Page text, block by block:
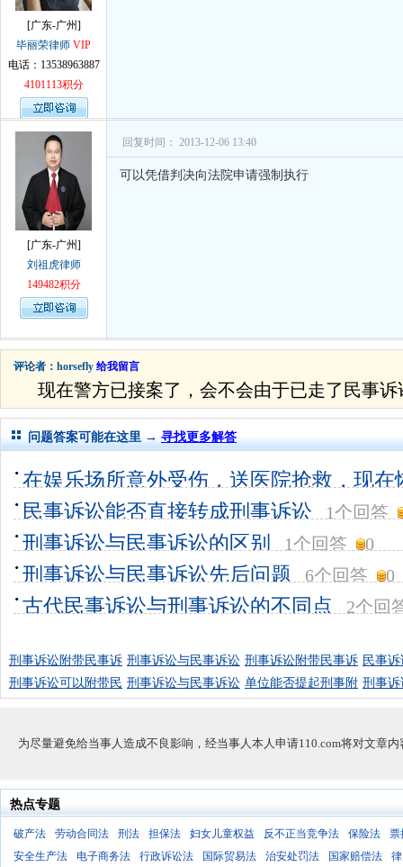
[广东-广州]
毕丽荣律师 VIP
电话：13538963887
4101113积分
[广东-广州]
刘祖虎律师
149482积分
回复时间： 2013-12-06 13:40
可以凭借判决向法院申请强制执行
评论者：horsefly 给我留言
现在警方已接案了，会不会由于已走了民事
问题答案可能在这里 → 寻找更多解答
在娱乐场所意外受伤，送医院抢救，现
诉讼还是刑 1个回答 20
民事诉讼能否直接转成刑事诉讼 1个回答
刑事诉讼与民事诉讼的区别 1个回答 0
刑事诉讼与民事诉讼先后问题 6个回答 0
古代民事诉讼与刑事诉讼的不同点 2个回
刑事诉讼附带民事诉 刑事诉讼与民事诉讼 刑事诉讼附带民事诉 民事
刑事诉讼可以附带民 刑事诉讼与民事诉讼 单位能否提起刑事附 刑事
为尽量避免给当事人造成不良影响，经当事人本人申请110.com将对文章
热点专题
破产法 劳动合同法 刑法 担保法 妇女儿童权益 反不正当竞争法 保险法
票
安全生产法
电子商务法 行政诉讼法 国际贸易法 治安处罚法 国家赔偿法